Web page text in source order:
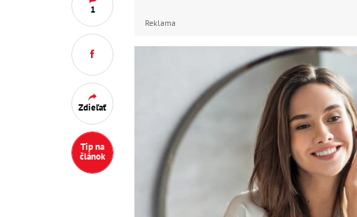
1
Zdieľať
Tip na
článok
Reklama